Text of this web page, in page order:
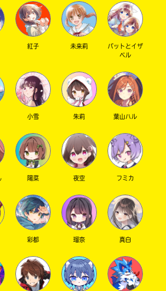
...
シャルアカウント
でシェアする
紅子 未来莉
パットとイザ
ベル
小雪 朱莉 葉山ハル
陽菜 夜空 フミカ
彩都 瑠奈 真白
力
内
ラ
ー